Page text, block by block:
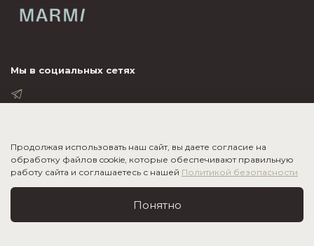
ИНФОРМАЦИЯ
Мы в социальных сетях
Продолжая использовать наш сайт, вы даете согласие на
обработку файлов cookie, которые обеспечивают правильную
работу сайта и соглашаетесь с нашей Политикой безопасности
Понятно